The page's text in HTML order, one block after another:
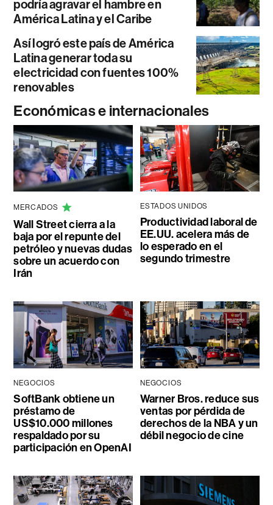
podría agravar el hambre en
América Latina y el Caribe
Así logró este país de América
Latina generar toda su
electricidad con fuentes 100%
renovables
Económicas e internacionales
MERCADOS
Wall Street cierra a la
baja por el repunte del
petróleo y nuevas dudas
sobre un acuerdo con
Irán
ESTADOS UNIDOS
Productividad laboral de
EE.UU. acelera más de
lo esperado en el
segundo trimestre
NEGOCIOS
SoftBank obtiene un
préstamo de
US$10.000 millones
respaldado por su
participación en OpenAI
NEGOCIOS
Warner Bros. reduce sus
ventas por pérdida de
derechos de la NBA y un
débil negocio de cine